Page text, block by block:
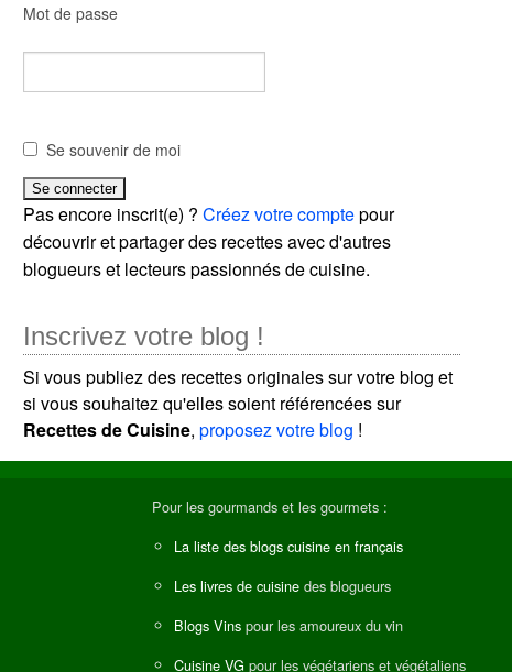
Mot de passe
Se souvenir de moi
Pas encore inscrit(e) ?Créez votre comptepour
découvrir et partager des recettes avec d'autres
blogueurs et lecteurs passionnés de cuisine.
Inscrivez votre blog !
Si vous publiez des recettes originales sur votre blog et
si vous souhaitez qu'elles soient référencées sur
Recettes de Cuisine,proposez votre blog !
Pour les gourmands et les gourmets :
La liste des blogs cuisine en français
Les livres de cuisine des blogueurs
Blogs Vins pour les amoureux du vin
Cuisine VG pour les végétariens et végétaliens